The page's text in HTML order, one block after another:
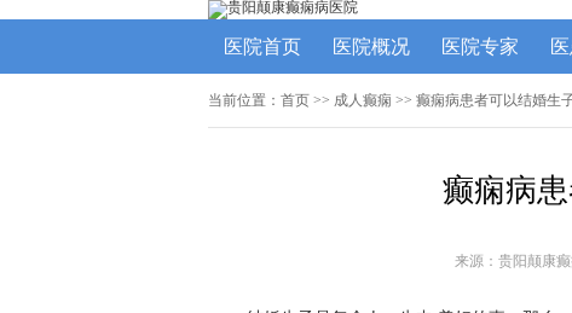
医院首页 医院概况 医院专家
当前位置： 首页 >> 成人癫痫 >> 癫痫病患者可以结婚生
癫痫病
来源：贵阳颠康